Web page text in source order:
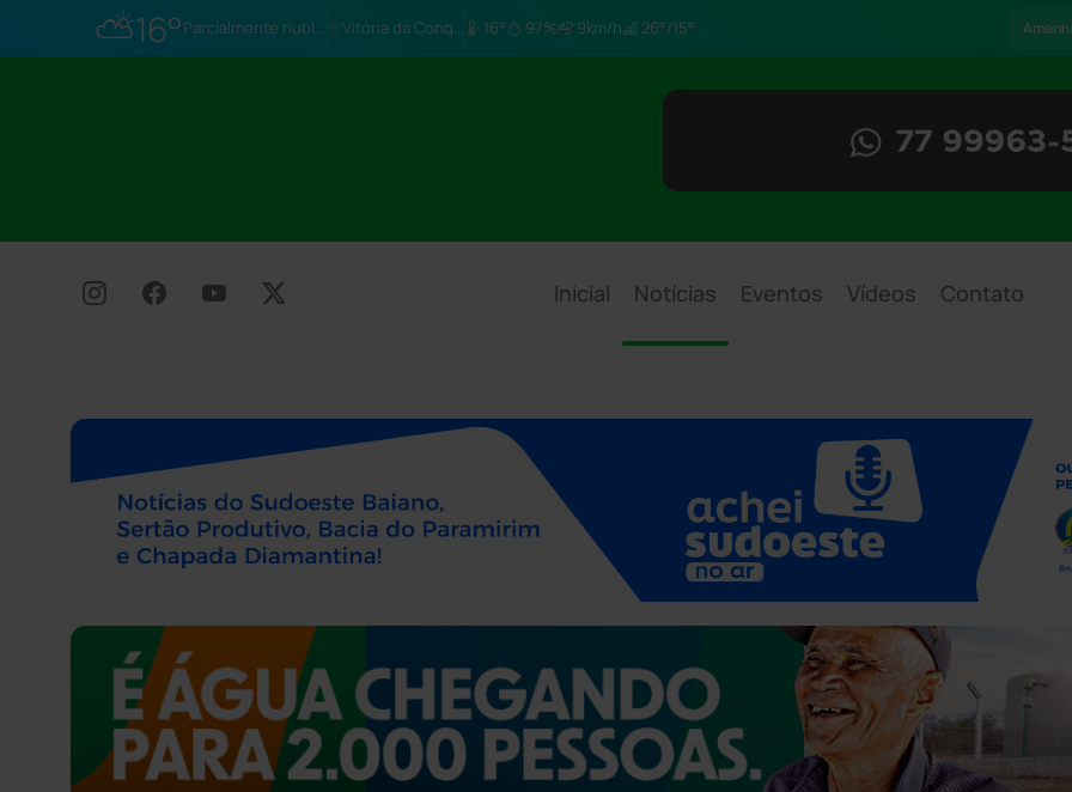
⛅16° Parcialmente nublado Vitória da Conq… 16° 97% 9km/h 26°/15°
Inicial Notícias Eventos Vídeos Contato